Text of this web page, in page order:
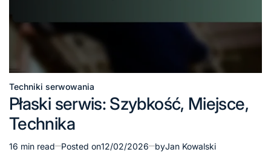
Posted
in
Techniki serwowania
Płaski serwis: Szybkość, Miejsce,
Technika
Estimated
16 min read Posted on12/02/2026 byJan Kowalski